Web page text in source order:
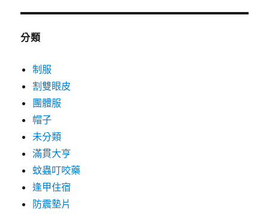
分類
制服
割雙眼皮
團體服
帽子
未分類
滿貫大亨
蚊蟲叮咬藥
逢甲住宿
防震墊片